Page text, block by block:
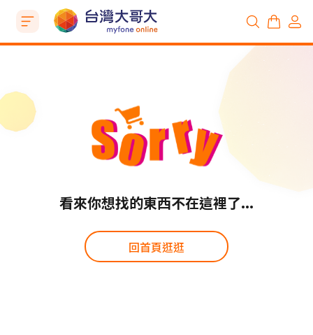
看來你想找的東西不在這裡了...
回首頁逛逛